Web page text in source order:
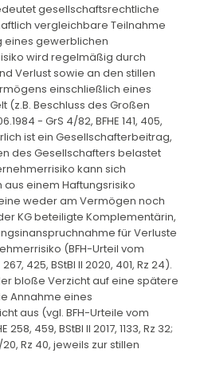
gesellschaftsrechtliche
vergleichbare Teilnahme
eines gewerblichen
wird regelmäßig durch
Verlust sowie an den stillen
einschließlich eines
(z.B. Beschluss des Großen
- GrS 4/82, BFHE 141, 405,
ist ein Gesellschafterbeitrag,
des Gesellschafters belastet
kann sich
einem Haftungsrisiko
weder am Vermögen noch
KG beteiligte Komplementärin,
für Verluste
(BFH-Urteil vom
267, 425, BStBl II 2020, 401, Rz 24).
bloße Verzicht auf eine spätere
Annahme eines
aus (vgl. BFH-Urteile vom
258, 459, BStBl II 2017, 1133, Rz 32;
Rz 40, jeweils zur stillen